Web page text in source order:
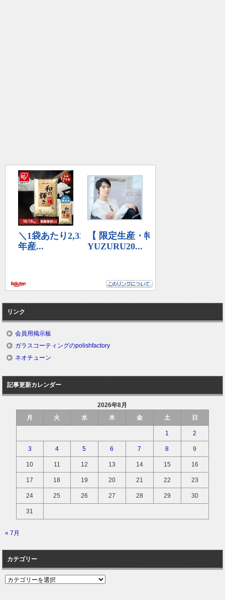
リンク
会員用掲示板
ガラスコーティングのpolishfactory
ネオチューン
記事更新カレンダー
2026年8月
月
火 水 木 金 土 日
1 2
3 4 5 6 7 8 9
10 11 12 13 14 15 16
17 18 19 20 21 22 23
24 25 26 27 28 29 30
31
« 7月
カテゴリー
カ